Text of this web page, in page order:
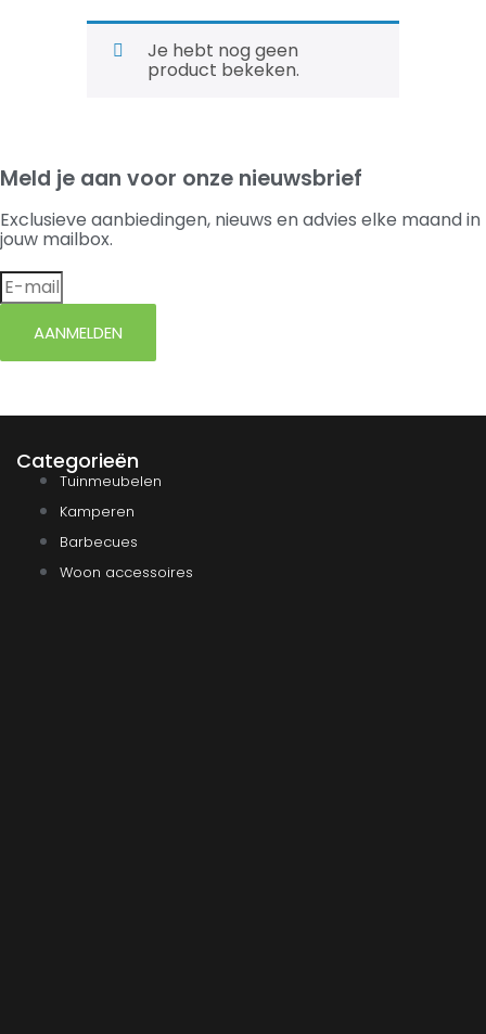
Je hebt nog geen
product bekeken.
Meld je aan voor onze nieuwsbrief
Exclusieve aanbiedingen, nieuws en advies elke maand in
jouw mailbox.
AANMELDEN
Categorieën
Tuinmeubelen
Kamperen
Barbecues
Woon accessoires